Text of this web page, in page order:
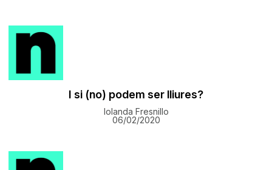
I si (no) podem ser lliures?
Iolanda Fresnillo
06/02/2020